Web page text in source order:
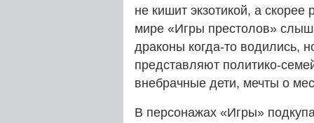
не кишит экзотикой, а
мире «Игры престолов»
драконы когда-то водились,
представляют политико-
внебрачные дети, мечты о
В персонажах «Игры»